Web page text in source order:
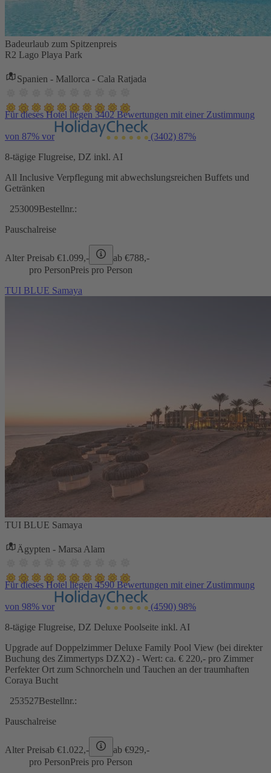
Badeurlaub zum Spitzenpreis
R2 Lago Playa Park
Spanien - Mallorca - Cala Ratjada
Für dieses Hotel liegen 3402 Bewertungen mit einer Zustimmung
von 87% vor (3402) 87%
8-tägige Flugreise, DZ inkl. AI
All Inclusive Verpflegung mit abwechslungsreichen Buffets und
Getränken
253009Bestellnr.:
Pauschalreise
Alter Preisab €1.099,- ab €788,-
pro PersonPreis pro Person
TUI BLUE Samaya
TUI BLUE Samaya
Ägypten - Marsa Alam
Für dieses Hotel liegen 4590 Bewertungen mit einer Zustimmung
von 98% vor (4590) 98%
8-tägige Flugreise, DZ Deluxe Poolseite inkl. AI
Upgrade auf Doppelzimmer Deluxe Family Pool View (bei direkter
Buchung des Zimmertyps DZX2) - Wert: ca. € 220,- pro Zimmer
Perfekter Ort zum Schnorcheln und Tauchen an der traumhaften
Coraya Bucht
253527Bestellnr.:
Pauschalreise
Alter Preisab €1.022,- ab €929,-
pro PersonPreis pro Person